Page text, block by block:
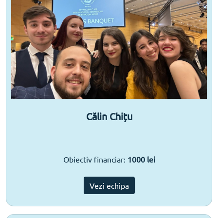
Călin Chițu
Obiectiv financiar: 1000 lei
Vezi echipa